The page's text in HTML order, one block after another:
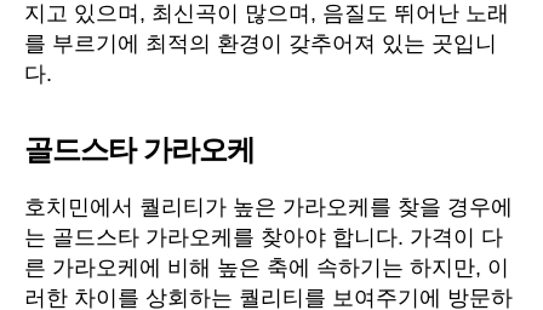
지고 있으며, 최신곡이 많으며, 음질도 뛰어난 노래
를 부르기에 최적의 환경이 갖추어져 있는 곳입니
다.
골드스타 가라오케
호치민에서 퀄리티가 높은 가라오케를 찾을 경우에
는 골드스타 가라오케를 찾아야 합니다. 가격이 다
른 가라오케에 비해 높은 축에 속하기는 하지만, 이
러한 차이를 상회하는 퀄리티를 보여주기에 방문하